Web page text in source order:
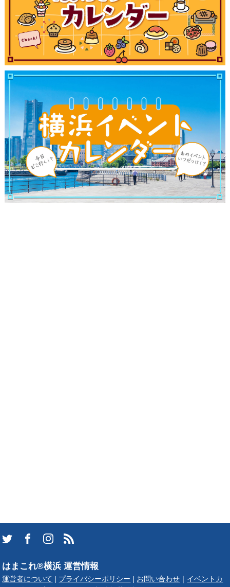
はまこれ®横浜 運営情報
運営者について プライバシーポリシー お問い合わせ
イベントカ